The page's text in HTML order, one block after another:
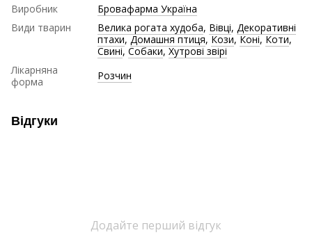
Виробник
Бровафарма Україна
Види тварин
Велика рогата худоба, Вівці, Декоративні
птахи,Домашня птиця,Кози,Коні,Коти,
Свині, Собаки,Хутрові звірі
Лікарняна
форма
Розчин
Відгуки
Додайте перший відгук